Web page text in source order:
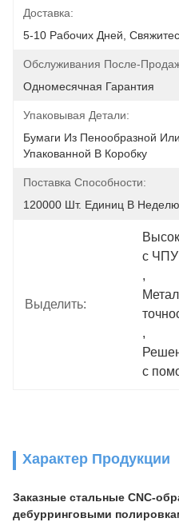
Доставка:
5-10 Рабочих Дней,
Обслуживания После-
Одномесячная Гарантия
Упаковывая Детали:
Бумаги Из Пенообразной
Упакованной В Коробку
Поставка Способности:
120000 Шт. Единиц В Неделю
Выделить:
с ЧПУ
,
,
с
Характер Продукции
Заказные стальные CNC-
дебурринговыми